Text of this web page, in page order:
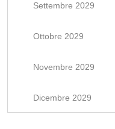
Settembre 2029
Ottobre 2029
Novembre 2029
Dicembre 2029